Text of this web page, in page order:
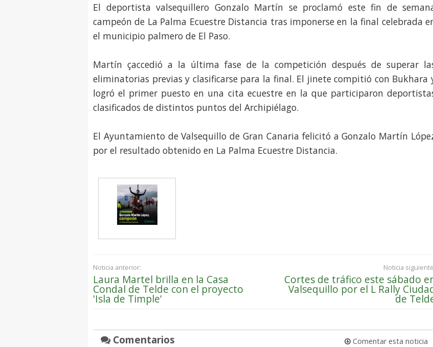
El deportista valsequillero Gonzalo Martín se proclamó este fin de
campeón de La Palma Ecuestre Distancia tras imponerse en la final celebrada
el municipio palmero de El Paso.
Martín çaccedió a la última fase de la competición después de superar
eliminatorias previas y clasificarse para la final. El jinete compitió con Bukhara
logró el primer puesto en una cita ecuestre en la que participaron
clasificados de distintos puntos del Archipiélago.
El Ayuntamiento de Valsequillo de Gran Canaria felicitó a Gonzalo Martín
por el resultado obtenido en La Palma Ecuestre Distancia.
Noticia anterior:
Laura Martel brilla en la Casa
Condal de Telde con el proyecto
'Isla de Timple'
Noticia
Cortes de tráfico este sábado
Valsequillo por el L Rally
de
Comentarios Comentar esta noticia